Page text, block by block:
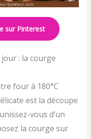
sur Pinterest
: la courge
four à 180°C
est la découpe
vous d’un
la courge sur